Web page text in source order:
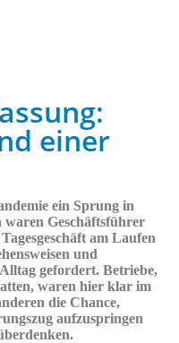
einer
ein Sprung in
Geschäftsführer
am Laufen
und
gefordert. Betriebe,
waren hier klar im
die Chance,
aufzuspringen